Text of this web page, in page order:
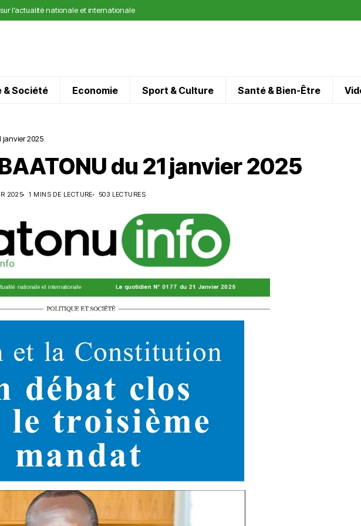
l’actualité nationale et internationale
& Société Economie Sport & Culture Santé & Bien-Être
janvier 2025
du 21 janvier 2025
2025 1 MINS DE LECTURE 503 LECTURES